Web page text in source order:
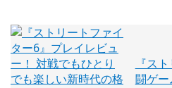
『ス
闘ゲー